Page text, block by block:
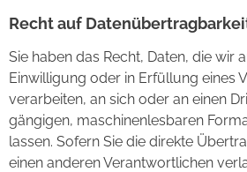
Recht auf
Sie haben das Recht, Daten, die wir
Einwilligung oder in Erfüllung eines
verarbeiten, an sich oder an einen
gängigen, maschinenlesbaren
lassen. Sofern Sie die direkte
einen anderen Verantwortlichen